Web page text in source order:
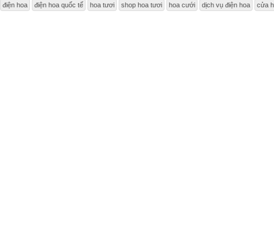
điện hoa điện hoa quốc tế hoa tươi shop hoa tươi hoa cưới dịch vụ điện hoa cửa